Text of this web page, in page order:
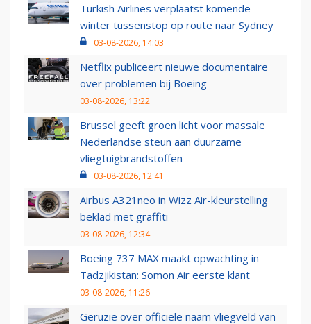
Turkish Airlines verplaatst komende
winter tussenstop op route naar Sydney
03-08-2026, 14:03
Netflix publiceert nieuwe documentaire
over problemen bij Boeing
03-08-2026, 13:22
Brussel geeft groen licht voor massale
Nederlandse steun aan duurzame
vliegtuigbrandstoffen
03-08-2026, 12:41
Airbus A321neo in Wizz Air-kleurstelling
beklad met graffiti
03-08-2026, 12:34
Boeing 737 MAX maakt opwachting in
Tadzjikistan: Somon Air eerste klant
03-08-2026, 11:26
Geruzie over officiële naam vliegveld van